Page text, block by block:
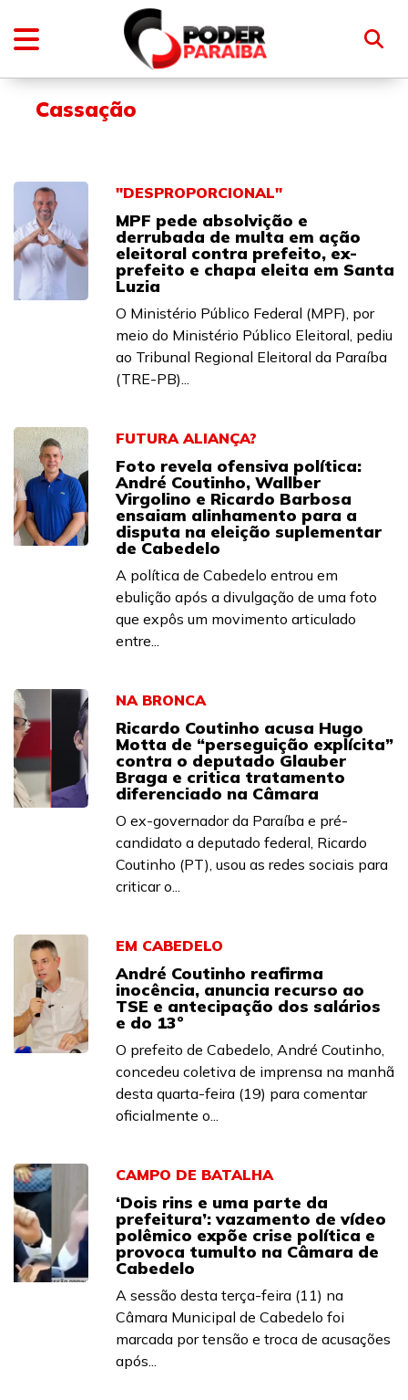
Cassação
"DESPROPORCIONAL"
MPF pede absolvição e
derrubada de multa em ação
eleitoral contra prefeito, ex-
prefeito e chapa eleita em Santa
Luzia
O Ministério Público Federal (MPF), por
meio do Ministério Público Eleitoral, pediu
ao Tribunal Regional Eleitoral da Paraíba
(TRE-PB)...
FUTURA ALIANÇA?
Foto revela ofensiva política:
André Coutinho, Wallber
Virgolino e Ricardo Barbosa
ensaiam alinhamento para a
disputa na eleição suplementar
de Cabedelo
A política de Cabedelo entrou em
ebulição após a divulgação de uma foto
que expôs um movimento articulado
entre...
NA BRONCA
Ricardo Coutinho acusa Hugo
Motta de “perseguição explícita”
contra o deputado Glauber
Braga e critica tratamento
diferenciado na Câmara
O ex-governador da Paraíba e pré-
candidato a deputado federal, Ricardo
Coutinho (PT), usou as redes sociais para
criticar o...
EM CABEDELO
André Coutinho reafirma
inocência, anuncia recurso ao
TSE e antecipação dos salários
e do 13º
O prefeito de Cabedelo, André Coutinho,
concedeu coletiva de imprensa na manhã
desta quarta-feira (19) para comentar
oficialmente o...
CAMPO DE BATALHA
‘Dois rins e uma parte da
prefeitura’: vazamento de vídeo
polêmico expõe crise política e
provoca tumulto na Câmara de
Cabedelo
A sessão desta terça-feira (11) na
Câmara Municipal de Cabedelo foi
marcada por tensão e troca de acusações
após...